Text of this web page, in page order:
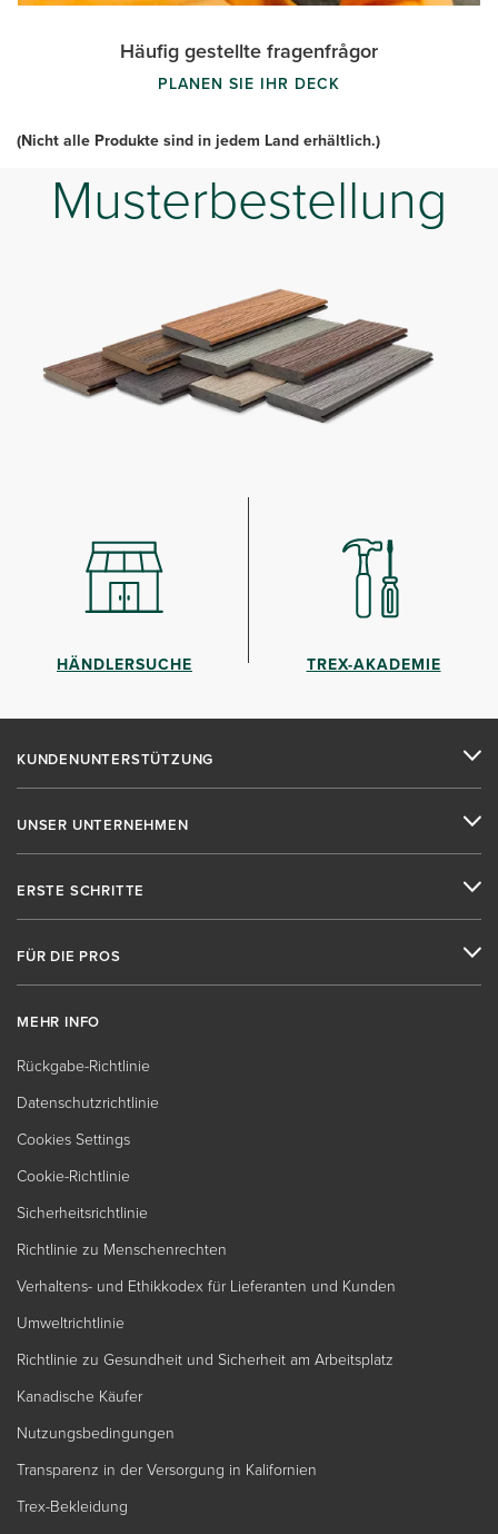
Häufig gestellte fragenfrågor
PLANEN SIE IHR DECK
(Nicht alle Produkte sind in jedem Land erhältlich.)
Musterbestellung
HÄNDLERSUCHE TREX-AKADEMIE
KUNDENUNTERSTÜTZUNG
UNSER UNTERNEHMEN
ERSTE SCHRITTE
FÜR DIE PROS
MEHR INFO
Rückgabe-Richtlinie
Datenschutzrichtlinie
Cookies Settings
Cookie-Richtlinie
Sicherheitsrichtlinie
Richtlinie zu Menschenrechten
Verhaltens- und Ethikkodex für Lieferanten und Kunden
Umweltrichtlinie
Richtlinie zu Gesundheit und Sicherheit am Arbeitsplatz
Kanadische Käufer
Nutzungsbedingungen
Transparenz in der Versorgung in Kalifornien
Trex-Bekleidung